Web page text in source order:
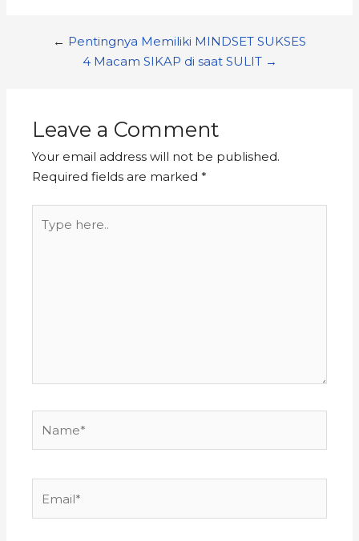
← Pentingnya Memiliki MINDSET SUKSES
4 Macam SIKAP di saat SULIT →
Leave a Comment
Your email address will not be published.
Required fields are marked*